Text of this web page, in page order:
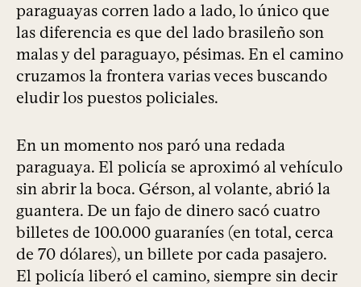
paraguayas corren lado a lado, lo único que
las diferencia es que del lado brasileño son
malas y del paraguayo, pésimas. En el camino
cruzamos la frontera varias veces buscando
eludir los puestos policiales.
En un momento nos paró una redada
paraguaya. El policía se aproximó al vehículo
sin abrir la boca. Gérson, al volante, abrió la
guantera. De un fajo de dinero sacó cuatro
billetes de 100.000 guaraníes (en total, cerca
de 70 dólares), un billete por cada pasajero.
El policía liberó el camino, siempre sin decir